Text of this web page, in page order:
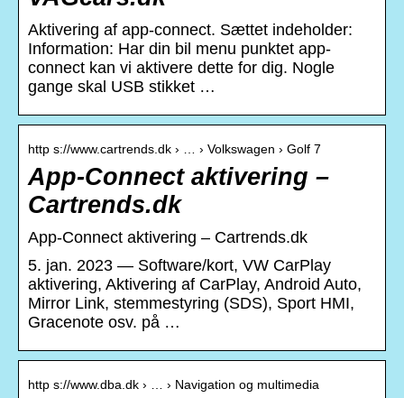
Aktivering af app-connect. Sættet indeholder:
Information: Har din bil menu punktet app-
connect kan vi aktivere dette for dig. Nogle
gange skal USB stikket …
http s://www.cartrends.dk › … › Volkswagen › Golf 7
App-Connect aktivering –
Cartrends.dk
App-Connect aktivering – Cartrends.dk
5. jan. 2023 — Software/kort, VW CarPlay
aktivering, Aktivering af CarPlay, Android Auto,
Mirror Link, stemmestyring (SDS), Sport HMI,
Gracenote osv. på …
http s://www.dba.dk › … › Navigation og multimedia